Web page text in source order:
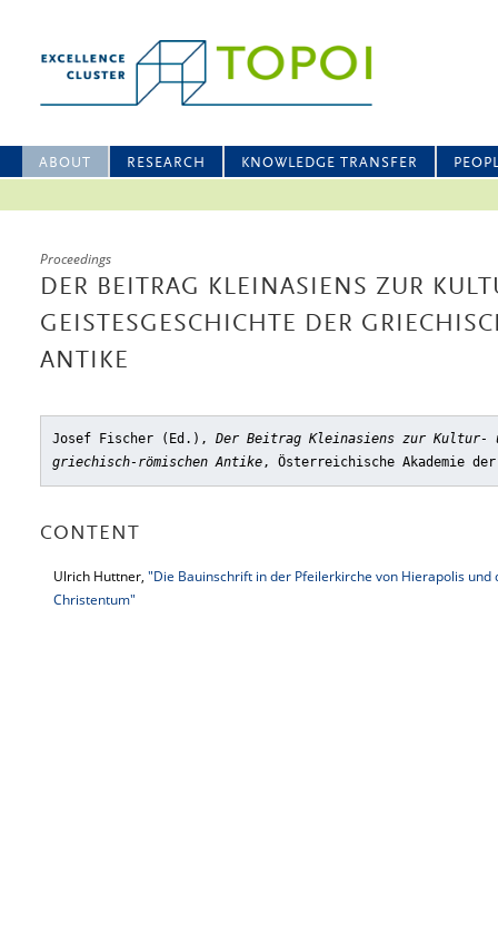
ABOUT RESEARCH KNOWLEDGE TRANSFER
Proceedings
DER BEITRAG KLEINASIENS ZUR
GEISTESGESCHICHTE DER
ANTIKE
Josef Fischer (Ed.), Der Beitrag Kleinasiens zur Kultur-
griechisch-römischen Antike, Österreichische Akademie
CONTENT
Ulrich Huttner, "Die Bauinschrift in der Pfeilerkirche von Hierapolis
Christentum"